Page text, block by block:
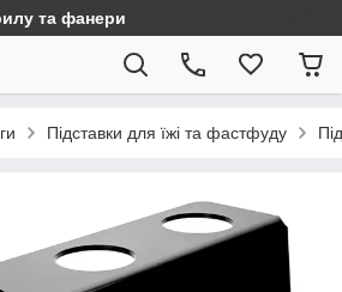
та фанери
Підставки для їжі та фастфуду